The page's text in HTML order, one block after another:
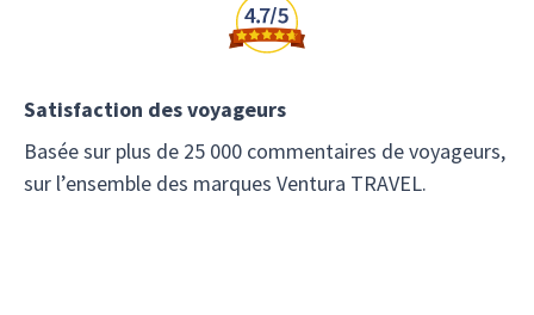
Satisfaction des voyageurs
Basée sur plus de 25 000 commentaires de voyageurs,
sur l’ensemble des marques Ventura TRAVEL.